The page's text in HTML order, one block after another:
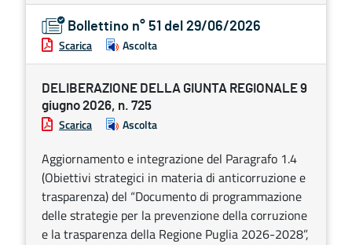
Bollettino n° 51 del 29/06/2026
Scarica Ascolta
DELIBERAZIONE DELLA GIUNTA REGIONALE 9
giugno 2026, n. 725
Scarica Ascolta
Aggiornamento e integrazione del Paragrafo 1.4
(Obiettivi strategici in materia di anticorruzione e
trasparenza) del “Documento di programmazione
delle strategie per la prevenzione della corruzione
e la trasparenza della Regione Puglia 2026-2028”,